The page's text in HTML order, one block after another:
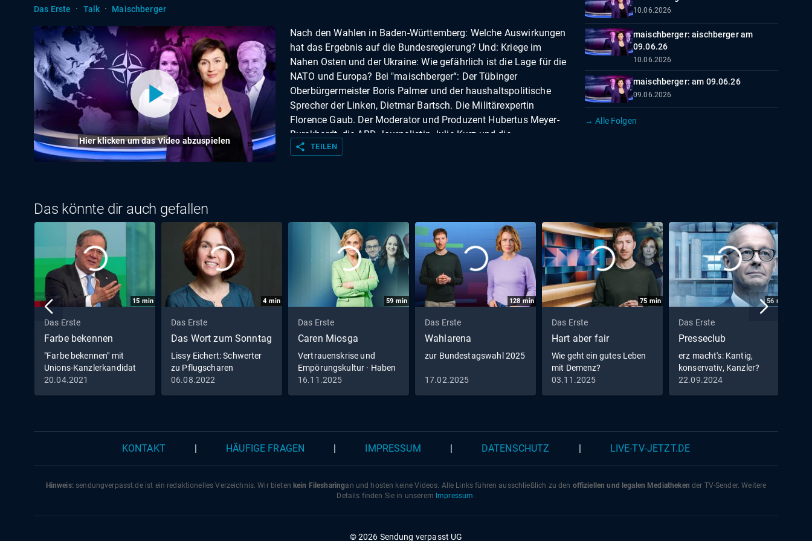
Das Erste · Talk · Maischberger
Hier klicken um das Video abzuspielen
Nach den Wahlen in Baden-Württemberg: Welche Auswirkungen
hat das Ergebnis auf die Bundesregierung? Und: Kriege im
Nahen Osten und der Ukraine: Wie gefährlich ist die Lage für die
NATO und Europa? Bei "maischberger“: Der Tübinger
Oberbürgermeister Boris Palmer und der haushaltspolitische
Sprecher der Linken, Dietmar Bartsch. Die Militärexpertin
Florence Gaub. Der Moderator und Produzent Hubertus Meyer-
Burckhardt, die ARD-Journalistin Julie Kurz und die
Chefredakteurin von Table.Briefings Helene Bubrowski.
share TEILEN
10.06.2026
maischberger: aischberger am
09.06.26
10.06.2026
maischberger: am 09.06.26
09.06.2026
→ Alle Folgen
Das könnte dir auch gefallen
15 min
Das Erste
Farbe bekennen
"Farbe bekennen" mit
Unions-Kanzlerkandidat
Armin Laschet
20.04.2021
4 min
Das Erste
Das Wort zum Sonntag
Lissy Eichert: Schwerter
zu Pflugscharen
06.08.2022
59 min
Das Erste
Caren Miosga
Vertrauenskrise und
Empörungskultur · Haben
wir den Kompromiss
16.11.2025
128 min
Das Erste
Wahlarena
zur Bundestagswahl 2025
17.02.2025
75 min
Das Erste
Hart aber fair
Wie geht ein gutes Leben
mit Demenz?
03.11.2025
56 min
Das Erste
Presseclub
erz macht's: Kantig,
konservativ, Kanzler?
22.09.2024
KONTAKT HÄUFIGE FRAGEN IMPRESSUM DATENSCHUTZ LIVE-TV-JETZT.DE
Hinweis:sendungverpasst.deist ein redaktionelles Verzeichnis. Wir bieten kein Filesharingan und hosten keine Videos. Alle Links führen ausschließlich zu den offiziellen und legalen Mediatheken der TV-Sender. Weitere
Details finden Sie in unserem Impressum.
© 2026 Sendung verpasst UG